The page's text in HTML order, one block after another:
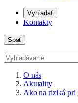
Vyhľadať
Kontakty
Späť
O nás
Aktuality
Ako na riziká pri